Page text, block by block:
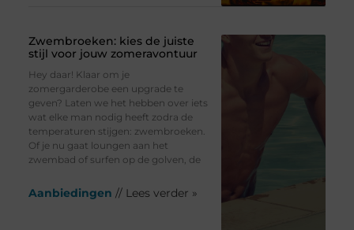
Zwembroeken: kies de juiste
stijl voor jouw zomeravontuur
Hey daar! Klaar om je
zomergarderobe een upgrade te
geven? Laten we het hebben over iets
wat elke man nodig heeft zodra de
temperaturen stijgen: zwembroeken.
Of je nu gaat loungen aan het
zwembad of surfen op de golven, de
Aanbiedingen // Lees verder »